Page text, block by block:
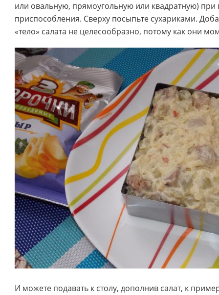
или овальную, прямоугольную или квадратную)
приспособления. Сверху посыпьте сухариками.
«тело» салата не целесообразно, потому как они
И можете подавать к столу, дополнив салат, к